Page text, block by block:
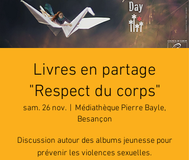
Livres en partage
"Respect du corps"
sam. 26 nov.
Médiathèque Pierre Bayle,
Besançon
Discussion autour des albums jeunesse pour
prévenir les violences sexuelles.